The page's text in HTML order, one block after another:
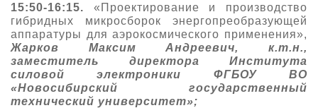
15:50-16:15. «Проектирование и производство
гибридных микросборок энергопреобразующей
аппаратуры для аэрокосмического применения»,
Жарков Максим Андреевич, к.т.н.,
заместитель директора Института
силовой электроники ФГБОУ ВО
«Новосибирский государственный
технический университет»;